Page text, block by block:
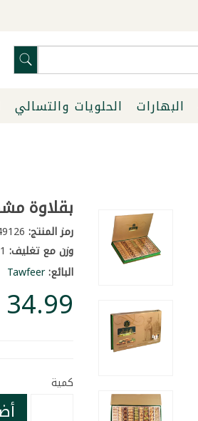
البهارات الحلويات والتسالي
بقلاوة
رمز المنتج:249126
وزن مع تغليف:1 كغ
البائع:Tawfeer
كمية